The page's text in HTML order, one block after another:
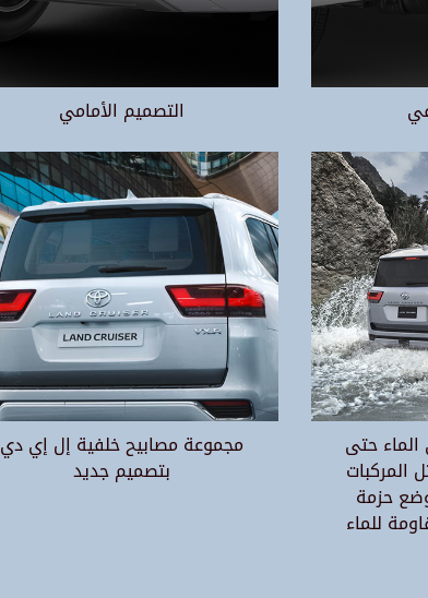
التصميم الأمامي
حتى
المركبات
حزمة
للماء
مجموعة مصابيح خلفية إل إي دي
بتصميم جديد